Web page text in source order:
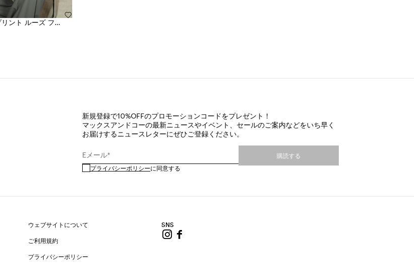
新規登録で10%OFFのプロモーションコードをプレゼント！
マックスアンドコーの最新ニュースやイベント、セールのご案内などをいち早く
お届けするニュースレターにぜひご登録ください。
Eメール*
プライバシーポリシーに同意する
購読する
ウェブサイトについて
ご利用規約
プライバシーポリシー
SNS